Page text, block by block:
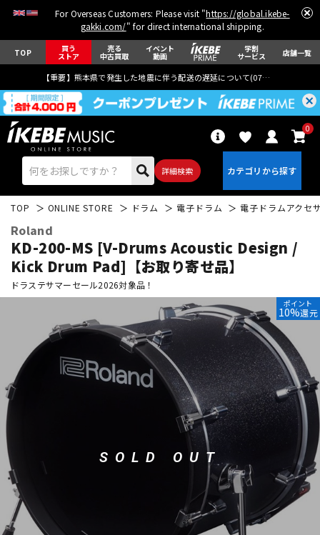
For Overseas Customers: Please visit "https://global.ikebe-
gakki.com/" for direct international shipping.
TOP 買う
ストア
売る
中古買取
イベント
動画
学割
サービス 店舗一覧
【重要】熊本県で発生した地震に伴う配送の遅延について(07月29日
詳細検索
0
エレキギター
ベース ウクレレ
パーカッション
電子ピアノ
その他楽器
TOP ONLINE STORE ドラム 電子ドラム 電子ドラムアクセ
Roland
KD-200-MS [V-Drums Acoustic Design /
Kick Drum Pad]【お取り寄せ品】
ドラステサマーセール2026対象品！
SOLD OUT
ポイント
10%還元